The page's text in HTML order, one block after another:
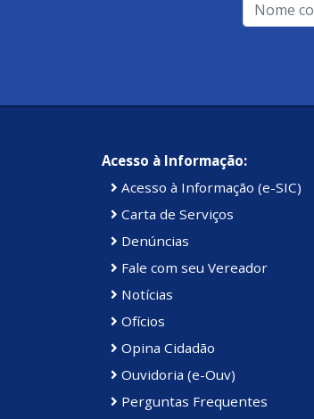
Acesso à Informação:
Acesso à Informação (e-SIC)
Carta de Serviços
Denúncias
Fale com seu Vereador
Notícias
Ofícios
Opina Cidadão
Ouvidoria (e-Ouv)
Perguntas Frequentes